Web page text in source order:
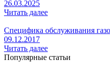
26.03.2025
Читать далее
Специфика обслуживания
09.12.2017
Читать далее
Популярные статьи